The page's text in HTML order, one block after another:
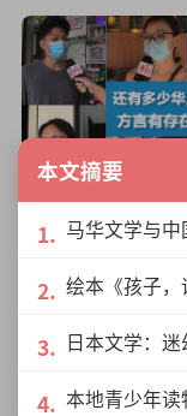
本文摘要
马华文学与
绘本《孩子
日本文学：
本地青少年